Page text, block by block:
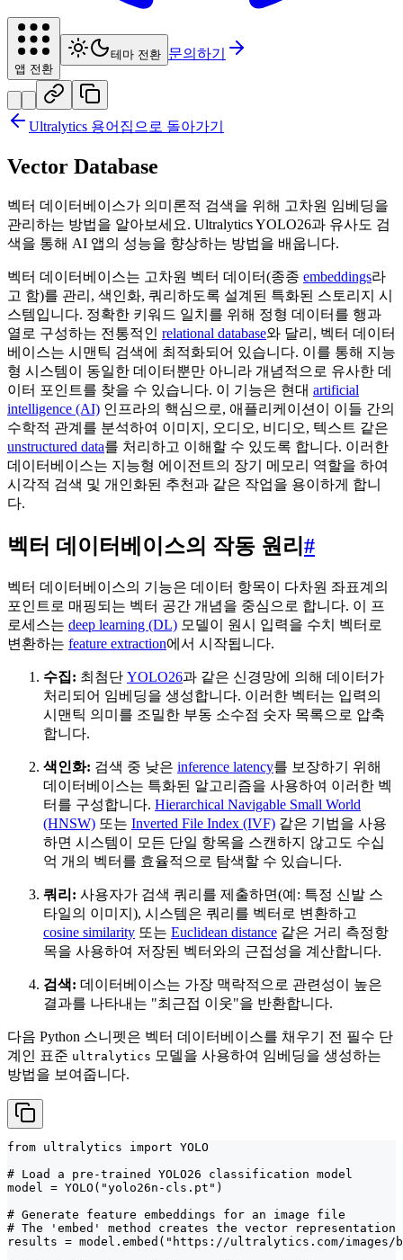
앱 전환
테마 전환 문의하기
Ultralytics 용어집으로 돌아가기
Vector Database
벡터 데이터베이스가 의미론적 검색을 위해 고차원 임베딩을
관리하는 방법을 알아보세요. Ultralytics YOLO26과 유사도 검
색을 통해 AI 앱의 성능을 향상하는 방법을 배웁니다.
벡터 데이터베이스는 고차원 벡터 데이터(종종 embeddings라
고 함)를 관리, 색인화, 쿼리하도록 설계된 특화된 스토리지 시
스템입니다. 정확한 키워드 일치를 위해 정형 데이터를 행과
열로 구성하는 전통적인 relational database와 달리, 벡터 데이터
베이스는 시맨틱 검색에 최적화되어 있습니다. 이를 통해 지능
형 시스템이 동일한 데이터뿐만 아니라 개념적으로 유사한 데
이터 포인트를 찾을 수 있습니다. 이 기능은 현대 artificial
intelligence (AI) 인프라의 핵심으로, 애플리케이션이 이들 간의
수학적 관계를 분석하여 이미지, 오디오, 비디오, 텍스트 같은
unstructured data를 처리하고 이해할 수 있도록 합니다. 이러한
데이터베이스는 지능형 에이전트의 장기 메모리 역할을 하여
시각적 검색 및 개인화된 추천과 같은 작업을 용이하게 합니
다.
벡터 데이터베이스의 작동 원리 #
벡터 데이터베이스의 기능은 데이터 항목이 다차원 좌표계의
포인트로 매핑되는 벡터 공간 개념을 중심으로 합니다. 이 프
로세스는 deep learning (DL) 모델이 원시 입력을 수치 벡터로
변환하는 feature extraction에서 시작됩니다.
수집: 최첨단 YOLO26과 같은 신경망에 의해 데이터가
처리되어 임베딩을 생성합니다. 이러한 벡터는 입력의
시맨틱 의미를 조밀한 부동 소수점 숫자 목록으로 압축
합니다.
색인화: 검색 중 낮은 inference latency를 보장하기 위해
데이터베이스는 특화된 알고리즘을 사용하여 이러한 벡
터를 구성합니다. Hierarchical Navigable Small World
(HNSW) 또는 Inverted File Index (IVF) 같은 기법을 사용
하면 시스템이 모든 단일 항목을 스캔하지 않고도 수십
억 개의 벡터를 효율적으로 탐색할 수 있습니다.
쿼리: 사용자가 검색 쿼리를 제출하면(예: 특정 신발 스
타일의 이미지), 시스템은 쿼리를 벡터로 변환하고
cosine similarity 또는 Euclidean distance 같은 거리 측정항
목을 사용하여 저장된 벡터와의 근접성을 계산합니다.
검색: 데이터베이스는 가장 맥락적으로 관련성이 높은
결과를 나타내는 "최근접 이웃"을 반환합니다.
다음 Python 스니펫은 벡터 데이터베이스를 채우기 전 필수 단
계인 표준 ultralytics 모델을 사용하여 임베딩을 생성하는
방법을 보여줍니다.
from ultralytics import YOLO
# Load a pre-trained YOLO26 classification model
model = YOLO("yolo26n-cls.pt")
# Generate feature embeddings for an image file
# The 'embed' method creates the vector representation
results = model.embed("https://ultralytics.com/images/